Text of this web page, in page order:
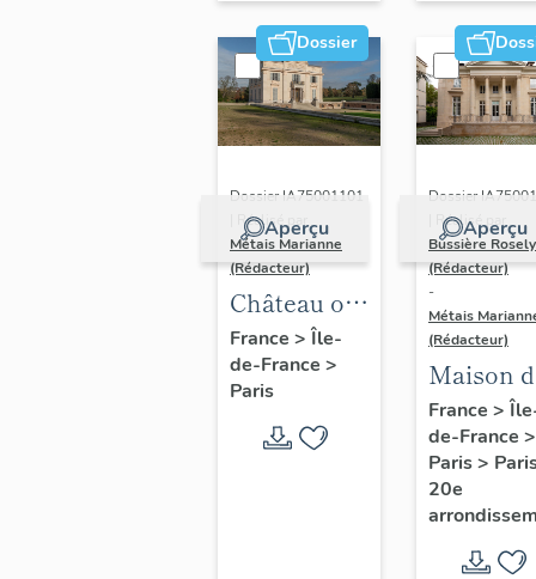
musculation
Dossier
Aperçu
Dossier IA75001101
| Réalisé par
Métais Marianne
(Rédacteur)
Château ou
pavillon de
Bagatelle
France > Île-
de-France >
Paris
Aperçu
Dossier
| Réalisé par
Bussière
(Rédacteur)
-
Métais
(Rédacteur)
Maison
dite
Pavillon
Carré de
France >
de-France >
Paris>
20e